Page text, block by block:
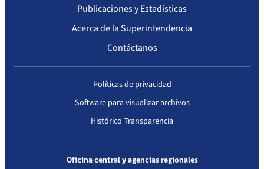
Publicaciones y Estadísticas
Acerca de la Superintendencia
Contáctanos
Políticas de privacidad
Software para visualizar archivos
Histórico Transparencia
Oficina central y agencias regionales